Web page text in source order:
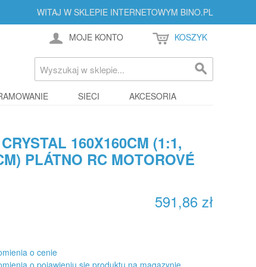
WITAJ W SKLEPIE INTERNETOWYM BINO.PL
MOJE KONTO KOSZYK
SIECI AKCESORIA
160X160CM (1:1,
PLÁTNO RC MOTOROVÉ
591,86 zł
o cenie
o pojawieniu się produktu na magazynie